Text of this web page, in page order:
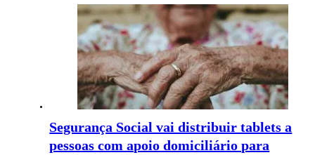
Segurança Social vai distribuir tablets a
pessoas com apoio domiciliário para